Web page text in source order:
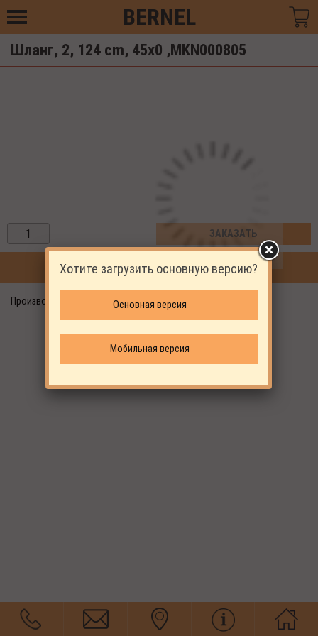
BERNEL
Шланг, 2, 124 cm, 45x0 ,MKN000805
ЗАКАЗАТЬ
ПРОДОЛЖИТЬ ПОКУПКИ
Производитель: EKOMAK
Хотите загрузить основную версию?
Основная версия
Мобильная версия